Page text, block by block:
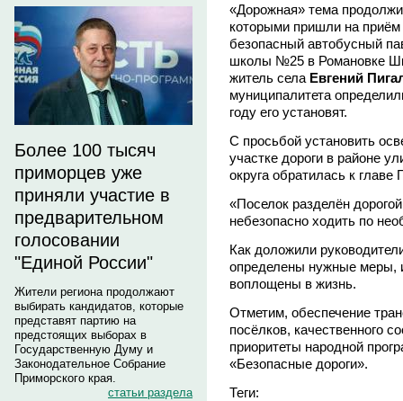
Более 100 тысяч
приморцев уже
приняли участие в
предварительном
голосовании
"Единой России"
Жители региона продолжают
выбирать кандидатов, которые
представят партию на
предстоящих выборах в
Государственную Думу и
Законодательное Собрание
Приморского края.
статьи раздела
«Дорожная» тема
которыми пришли на приём
безопасный автобусный
школы №25 в Романовке
житель села Евгений
муниципалитета
году его установят.
С просьбой установить
участке дороги в районе
округа обратилась к
«Поселок разделён
небезопасно ходить по
Как доложили
определены нужные меры,
воплощены в жизнь.
Отметим, обеспечение
посёлков, качественного
приоритеты народной
«Безопасные дороги».
Теги: